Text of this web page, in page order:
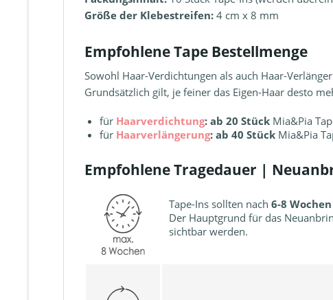
Größe der Klebestreifen: 4 cm x 8 mm
Empfohlene Tape Bestellmenge
Sowohl Haar-Verdichtungen als auch Haar-
Grundsätzlich gilt, je feiner das Eigen-Haar desto
für Haarverdichtung: ab 20 Stück Mia&Pia
für Haarverlängerung: ab 40 Stück Mia&Pia
Empfohlene Tragedauer |
Tape-Ins sollten nach 6-8 Wochen
Der Hauptgrund für das
sichtbar werden.